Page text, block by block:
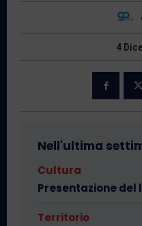
4
Nell'ultima
Cultura
Presentazione del
Territorio